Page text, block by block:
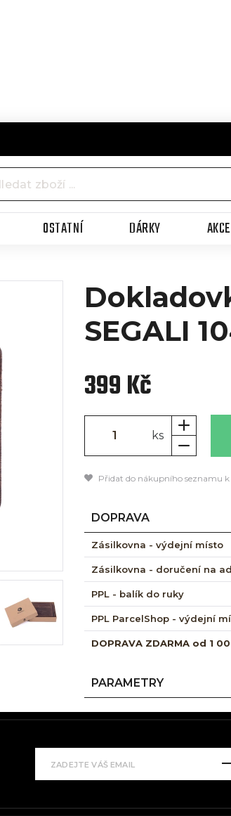
OSTATNÍ DÁRKY
SEGALI
399 Kč
ks
Přidat do nákupního seznamu
DOPRAVA
Zásilkovna - výdejní místo
Zásilkovna - doručení na
PPL - balík do ruky
PPL ParcelShop - výdejní
DOPRAVA ZDARMA od 1
PARAMETRY